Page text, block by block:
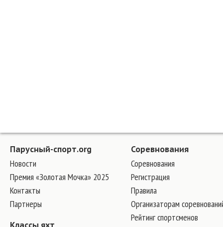
Парусный-спорт.org
Новости
Премия «Золотая Мочка» 2025
Контакты
Партнеры
Классы яхт
Соревнования
Соревнования
Регистрация
Правила
Организаторам
Рейтинг спортсменов